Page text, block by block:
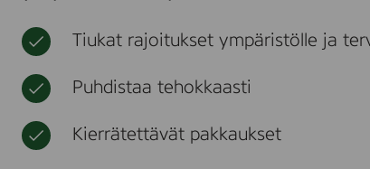
Tiukat rajoitukset ympäristölle ja
Puhdistaa tehokkaasti
Kierrätettävät pakkaukset